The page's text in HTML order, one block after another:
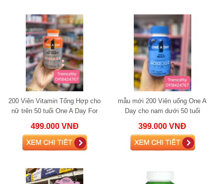
200 Viên Vitamin Tổng Hợp cho
nữ trên 50 tuổi One A Day For
499.000 VNĐ
mẫu mới 200 Viên uống One A
Day cho nam dưới 50 tuổi
399.000 VNĐ